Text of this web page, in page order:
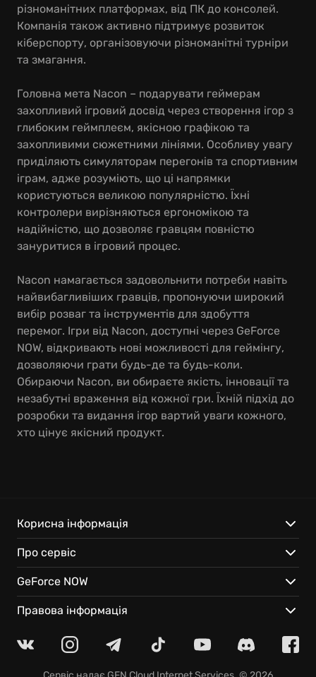
різноманітних платформах, від ПК до консолей.
Компанія також активно підтримує розвиток
кіберспорту, організовуючи різноманітні турніри
та змагання.
Головна мета Nacon – подарувати геймерам
захопливий ігровий досвід через створення ігор з
глибоким геймплеєм, якісною графікою та
захопливими сюжетними лініями. Особливу увагу
приділяють симуляторам перегонів та спортивним
іграм, адже розуміють, що ці напрямки
користуються великою популярністю. Їхні
контролери вирізняються ергономікою та
надійністю, що дозволяє гравцям повністю
зануритися в ігровий процес.
Nacon намагається задовольнити потреби навіть
найвибагливіших гравців, пропонуючи широкий
вибір розваг та інструментів для здобуття
перемог. Ігри від Nacon, доступні через GeForce
NOW, відкривають нові можливості для геймінгу,
дозволяючи грати будь-де та будь-коли.
Обираючи Nacon, ви обираєте якість, інновації та
незабутні враження від кожної гри. Їхній підхід до
розробки та видання ігор вартий уваги кожного,
хто цінує якісний продукт.
Корисна інформація
Про сервіс
GeForce NOW
Правова інформація